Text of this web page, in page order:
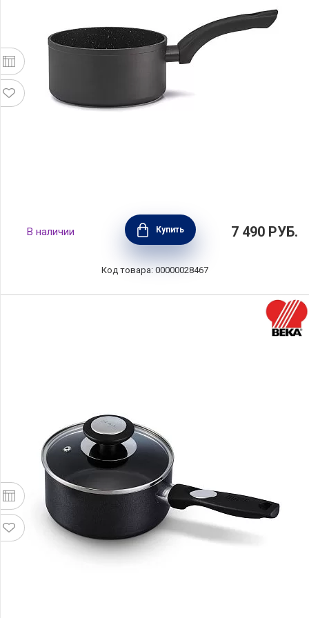
Ковшик Rock 2,1 л, диаметр 18 см, материал
кованый алюминий, цвет черный, BEKA,
Бельгия, 13956184
В наличии Купить 7 490 РУБ.
Код товара: 00000028467